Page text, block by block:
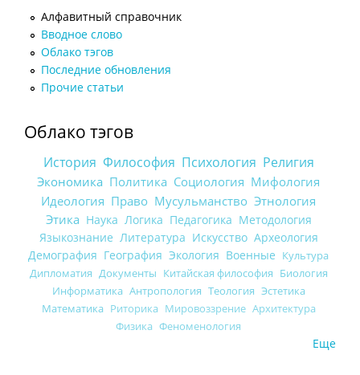
Алфавитный справочник
Вводное слово
Облако тэгов
Последние обновления
Прочие статьи
Облако тэгов
История Философия Психология Религия
Экономика Политика Социология Мифология
Идеология Право Мусульманство Этнология
Этика Наука Логика Педагогика Методология
Языкознание Литература Искусство Археология
Демография География Экология Военные Культура
Дипломатия Документы Китайская философия Биология
Информатика Антропология Теология Эстетика
Математика Риторика Мировоззрение Архитектура
Физика Феноменология
Еще